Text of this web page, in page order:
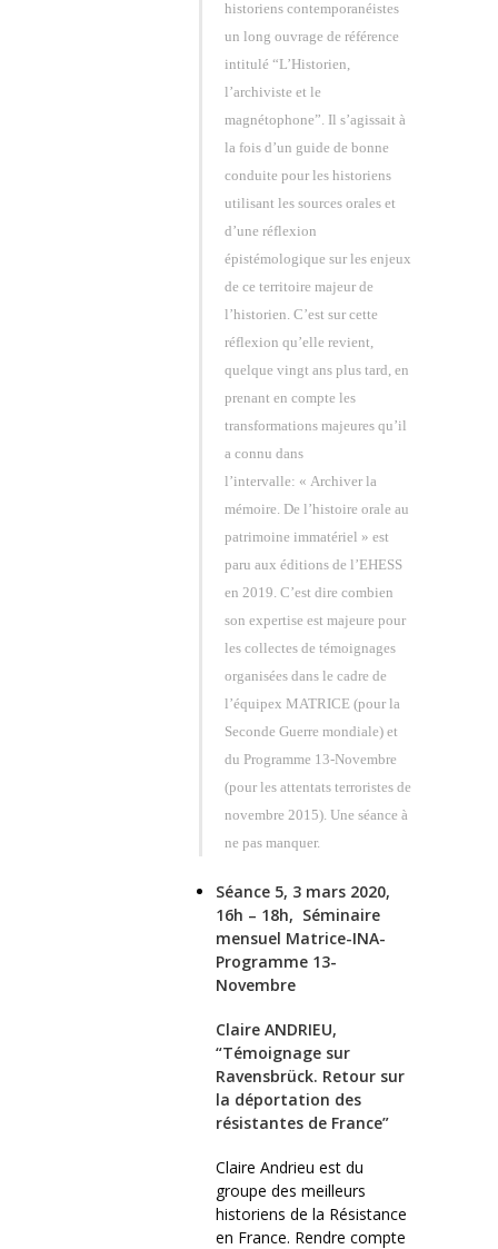
historiens contemporanéistes
un long ouvrage de référence
intitulé “L’Historien,
l’archiviste et le
magnétophone”. Il s’agissait à
la fois d’un guide de bonne
conduite pour les historiens
utilisant les sources orales et
d’une réflexion
épistémologique sur les enjeux
de ce territoire majeur de
l’historien. C’est sur cette
réflexion qu’elle revient,
quelque vingt ans plus tard, en
prenant en compte les
transformations majeures qu’il
a connu dans
l’intervalle: « Archiver la
mémoire. De l’histoire orale au
patrimoine immatériel » est
paru aux éditions de l’EHESS
en 2019. C’est dire combien
son expertise est majeure pour
les collectes de témoignages
organisées dans le cadre de
l’équipex MATRICE (pour la
Seconde Guerre mondiale) et
du Programme 13-Novembre
(pour les attentats terroristes de
novembre 2015). Une séance à
ne pas manquer.
Séance 5, 3 mars 2020,
16h – 18h, Séminaire
mensuel Matrice-INA-
Programme 13-
Novembre
Claire ANDRIEU,
“Témoignage sur
Ravensbrück. Retour sur
la déportation des
résistantes de France”
Claire Andrieu est du
groupe des meilleurs
historiens de la Résistance
en France. Rendre compte